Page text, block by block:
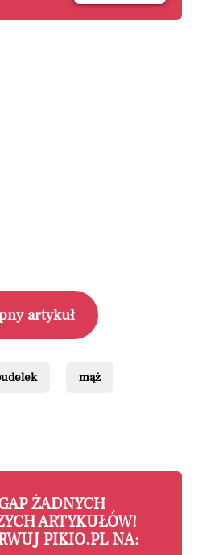
artykuł
mąż
ŻADNYCH
ARTYKUŁÓW!
PIKIO.PL NA: